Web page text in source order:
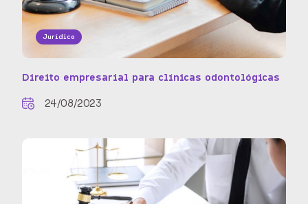
Jurídico
Direito empresarial para clínicas odontológicas
24/08/2023